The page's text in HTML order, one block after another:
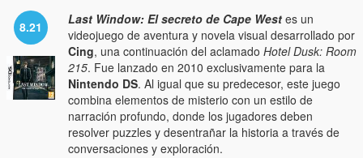
8.21 Last Window: El secreto de Cape West es un
videojuego de aventura y novela visual desarrollado por
Cing, una continuación del aclamado Hotel Dusk: Room
215. Fue lanzado en 2010 exclusivamente para la
Nintendo DS. Al igual que su predecesor, este juego
combina elementos de misterio con un estilo de
narración profundo, donde los jugadores deben
resolver puzzles y desentrañar la historia a través de
conversaciones y exploración.